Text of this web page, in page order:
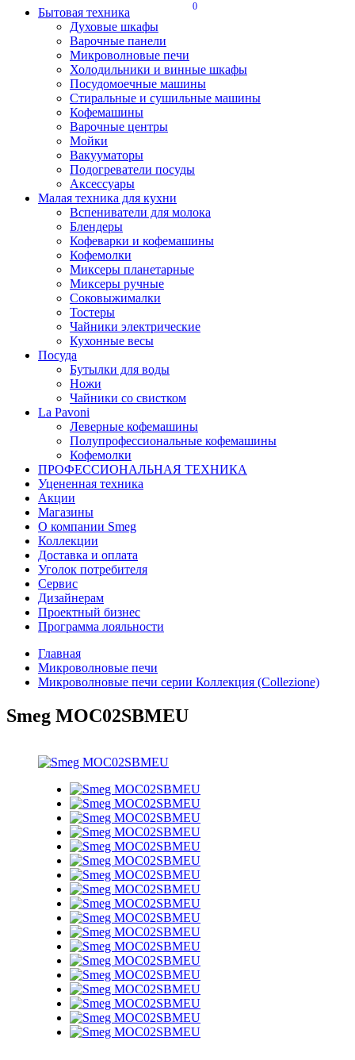
0
Бытовая техника
Духовые шкафы
Варочные панели
Микроволновые печи
Холодильники и винные шкафы
Посудомоечные машины
Стиральные и сушильные машины
Кофемашины
Варочные центры
Мойки
Вакууматоры
Подогреватели посуды
Аксессуары
Малая техника для кухни
Вспениватели для молока
Блендеры
Кофеварки и кофемашины
Кофемолки
Миксеры планетарные
Миксеры ручные
Соковыжималки
Тостеры
Чайники электрические
Кухонные весы
Посуда
Бутылки для воды
Ножи
Чайники со свистком
La Pavoni
Леверные кофемашины
Полупрофессиональные кофемашины
Кофемолки
ПРОФЕССИОНАЛЬНАЯ ТЕХНИКА
Уцененная техника
Акции
Магазины
О компании Smeg
Коллекции
Доставка и оплата
Уголок потребителя
Сервис
Дизайнерам
Проектный бизнес
Программа лояльности
Главная
Микроволновые печи
Микроволновые печи серии Коллекция (Collezione)
Smeg MOC02SBMEU